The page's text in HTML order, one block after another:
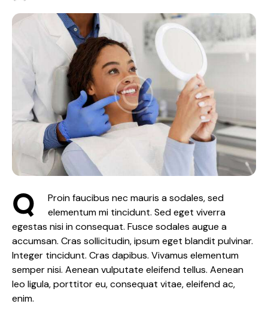
Q
Proin faucibus nec mauris a sodales, sed
elementum mi tincidunt. Sed eget viverra
egestas nisi in consequat. Fusce sodales augue a
accumsan. Cras sollicitudin, ipsum eget blandit pulvinar.
Integer tincidunt. Cras dapibus. Vivamus elementum
semper nisi. Aenean vulputate eleifend tellus. Aenean
leo ligula, porttitor eu, consequat vitae, eleifend ac,
enim.